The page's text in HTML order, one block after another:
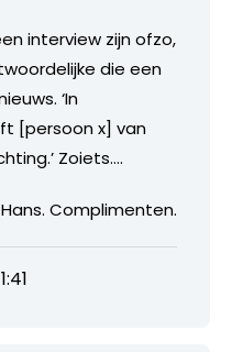
interview zijn ofzo,
die een
‘In
[persoon x] van
Zoiets….
Complimenten.